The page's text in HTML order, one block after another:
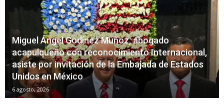
Miguel Ángel Godínez Muñoz, abogado
acapulqueño con reconocimiento Internacional,
asiste por invitación de la Embajada de Estados
Unidos en México
6 agosto, 2026